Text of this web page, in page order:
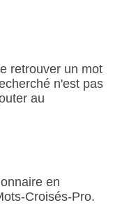
retrouver un mot
n'est pas
au
en